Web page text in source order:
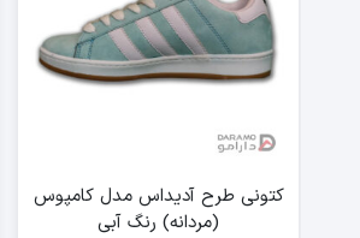
کتونی طرح آدیداس مدل کامپوس
(مردانه) رنگ آبی